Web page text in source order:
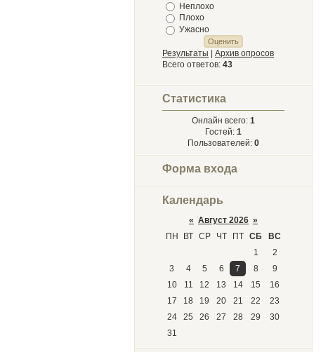
Неплохо
Плохо
Ужасно
Результаты
Архив опросов
Всего ответов: 43
Статистика
Онлайн всего: 1
Гостей: 1
Пользователей: 0
Форма входа
Календарь
« Август 2026 »
ПН
ВТ СР ЧТ ПТ СБ
ВС
1
2
3
4 5 6 7 8
9
10
11 12 13 14 15
16
17
18 19 20 21 22
23
24
25 26 27 28 29
30
31